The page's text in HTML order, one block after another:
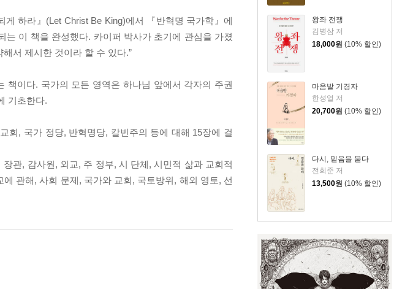
왕좌 전쟁
김병삼 저
18,000원 (10% 할인)
마음밭 기경자
한성열 저
20,700원 (10% 할인)
다시, 믿음을 묻다
전희준 저
13,500원 (10% 할인)
하라』(Let Christ Be King)에서 『반혁명 국가학』에
이 책을 완성했다. 카이퍼 박사가 초기에 관심을 가졌
서 제시한 것이라 할 수 있다.”
책이다. 국가의 모든 영역은 하나님 앞에서 각자의 주권
기초한다.
회, 국가 정당, 반혁명당, 칼빈주의 등에 대해 15장에 걸
관, 감사원, 외교, 주 정부, 시 단체, 시민적 삶과 교회적
관해, 사회 문제, 국가와 교회, 국토방위, 해외 영토, 선